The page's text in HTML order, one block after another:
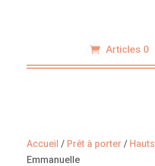
Articles 0
Accueil / Prêt à porter/ Hauts
Emmanuelle